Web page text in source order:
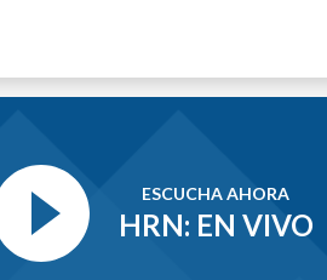
ESCUCHA AHORA
HRN: EN VIVO